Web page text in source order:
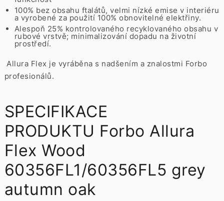
100% bez obsahu ftalátů, velmi nízké emise v interiéru
a vyrobené za použití 100% obnovitelné elektřiny.
Alespoň 25% kontrolovaného recyklovaného obsahu v
rubové vrstvě; minimalizování dopadu na životní
prostředí.
Allura Flex je vyráběna s nadšením a znalostmi Forbo
profesionálů.
SPECIFIKACE
PRODUKTU Forbo Allura
Flex Wood
60356FL1/60356FL5 grey
autumn oak